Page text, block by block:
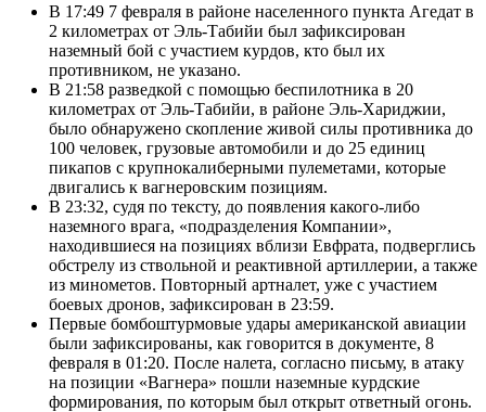
В 17:49 7 февраля в районе населенного пункта Агедат в
2 километрах от Эль-Табийи был зафиксирован
наземный бой с участием курдов, кто был их
противником, не указано.
В 21:58 разведкой с помощью беспилотника в 20
километрах от Эль-Табийи, в районе Эль-Хариджии,
было обнаружено скопление живой силы противника до
100 человек, грузовые автомобили и до 25 единиц
пикапов с крупнокалиберными пулеметами, которые
двигались к вагнеровским позициям.
В 23:32, судя по тексту, до появления какого-либо
наземного врага, «подразделения Компании»,
находившиеся на позициях вблизи Евфрата, подверглись
обстрелу из ствольной и реактивной артиллерии, а также
из минометов. Повторный артналет, уже с участием
боевых дронов, зафиксирован в 23:59.
Первые бомбоштурмовые удары американской авиации
были зафиксированы, как говорится в документе, 8
февраля в 01:20. После налета, согласно письму, в атаку
на позиции «Вагнера» пошли наземные курдские
формирования, по которым был открыт ответный огонь.